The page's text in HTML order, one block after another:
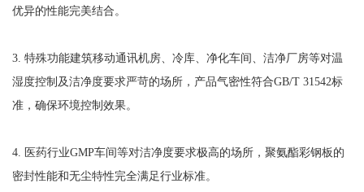
优异的性能完美结合。
3. 特殊功能建筑移动通讯机房、冷库、净化车间、洁净厂房等对温
湿度控制及洁净度要求严苛的场所，产品气密性符合GB/T 31542标
准，确保环境控制效果。
4. 医药行业GMP车间等对洁净度要求极高的场所，聚氨酯彩钢板的
密封性能和无尘特性完全满足行业标准。